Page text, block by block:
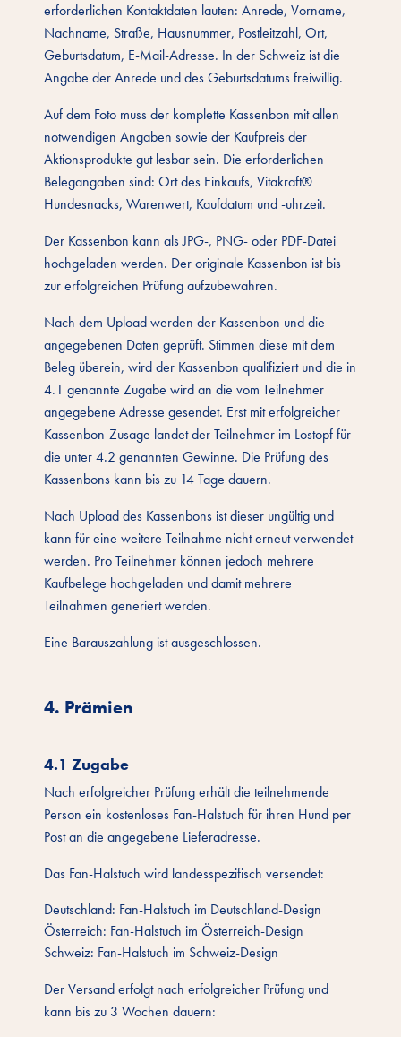
erforderlichen Kontaktdaten lauten: Anrede, Vorname,
Nachname, Straße, Hausnummer, Postleitzahl, Ort,
Geburtsdatum, E-Mail-Adresse. In der Schweiz ist die
Angabe der Anrede und des Geburtsdatums freiwillig.
Auf dem Foto muss der komplette Kassenbon mit allen
notwendigen Angaben sowie der Kaufpreis der
Aktionsprodukte gut lesbar sein. Die erforderlichen
Belegangaben sind: Ort des Einkaufs, Vitakraft®
Hundesnacks, Warenwert, Kaufdatum und -uhrzeit.
Der Kassenbon kann als JPG-, PNG- oder PDF-Datei
hochgeladen werden. Der originale Kassenbon ist bis
zur erfolgreichen Prüfung aufzubewahren.
Nach dem Upload werden der Kassenbon und die
angegebenen Daten geprüft. Stimmen diese mit dem
Beleg überein, wird der Kassenbon qualifiziert und die in
4.1 genannte Zugabe wird an die vom Teilnehmer
angegebene Adresse gesendet. Erst mit erfolgreicher
Kassenbon-Zusage landet der Teilnehmer im Lostopf für
die unter 4.2 genannten Gewinne. Die Prüfung des
Kassenbons kann bis zu 14 Tage dauern.
Nach Upload des Kassenbons ist dieser ungültig und
kann für eine weitere Teilnahme nicht erneut verwendet
werden. Pro Teilnehmer können jedoch mehrere
Kaufbelege hochgeladen und damit mehrere
Teilnahmen generiert werden.
Eine Barauszahlung ist ausgeschlossen.
4. Prämien
4.1 Zugabe
Nach erfolgreicher Prüfung erhält die teilnehmende
Person ein kostenloses Fan-Halstuch für ihren Hund per
Post an die angegebene Lieferadresse.
Das Fan-Halstuch wird landesspezifisch versendet:
Deutschland: Fan-Halstuch im Deutschland-Design
Österreich: Fan-Halstuch im Österreich-Design
Schweiz: Fan-Halstuch im Schweiz-Design
Der Versand erfolgt nach erfolgreicher Prüfung und
kann bis zu 3 Wochen dauern: